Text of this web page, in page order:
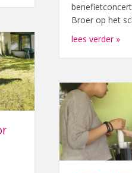
Broer op het
lees verder »